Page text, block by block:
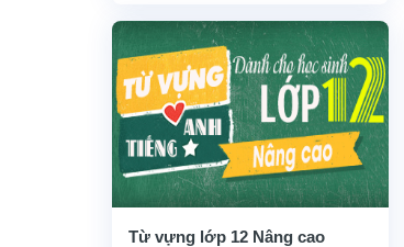
Từ vựng lớp 12 Nâng cao